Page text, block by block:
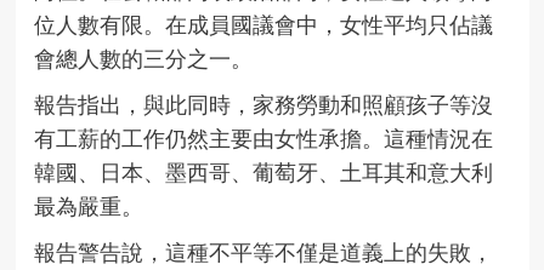
位人數有限。在成員國議會中，女性平均只佔議
會總人數的三分之一。
報告指出，與此同時，家務勞動和照顧孩子等沒
有工薪的工作仍然主要由女性承擔。這種情況在
韓國、日本、墨西哥、葡萄牙、土耳其和意大利
最為嚴重。
報告警告說，這種不平等不僅是道義上的失敗，